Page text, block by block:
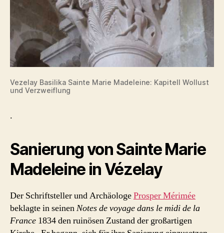
Vezelay Basilika Sainte Marie Madeleine: Kapitell Wollust
und Verzweiflung
.
Sanierung von Sainte Marie
Madeleine in Vézelay
Der Schriftsteller und ArchäologeProsper Mérimée
beklagte in seinenNotes de voyage dans le midi de la
France 1834 den ruinösen Zustand der großartigen